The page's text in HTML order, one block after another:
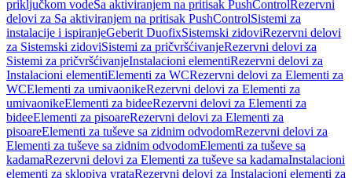
priključkom vodeSa aktiviranjem na pritisak PushControlRezervni
delovi za Sa aktiviranjem na pritisak PushControlSistemi za
instalacije i ispiranjeGeberit DuofixSistemski zidoviRezervni delovi
za Sistemski zidoviSistemi za pričvršćivanjeRezervni delovi za
Sistemi za pričvršćivanjeInstalacioni elementiRezervni delovi za
Instalacioni elementiElementi za WCRezervni delovi za Elementi za
WCElementi za umivaonikeRezervni delovi za Elementi za
umivaonikeElementi za bideeRezervni delovi za Elementi za
bideeElementi za pisoareRezervni delovi za Elementi za
pisoareElementi za tuševe sa zidnim odvodomRezervni delovi za
Elementi za tuševe sa zidnim odvodomElementi za tuševe sa
kadamaRezervni delovi za Elementi za tuševe sa kadamaInstalacioni
elementi za sklopiva vrataRezervni delovi za Instalacioni elementi za